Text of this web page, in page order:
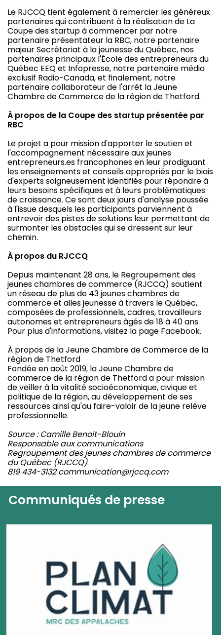
Le RJCCQ tient également à remercier les généreux
partenaires qui contribuent à la réalisation de La
Coupe des startup à commencer par notre
partenaire présentateur la RBC, notre partenaire
majeur Secrétariat à la jeunesse du Québec, nos
partenaires principaux l'École des entrepreneurs du
Québec EEQ et Infopresse, notre partenaire média
exclusif Radio-Canada, et finalement, notre
partenaire collaborateur de l'arrêt la Jeune
Chambre de Commerce de la région de Thetford.
À propos de la Coupe des startup présentée par
RBC
Le projet a pour mission d'apporter le soutien et
l'accompagnement nécessaire aux jeunes
entrepreneurs.es francophones en leur prodiguant
les enseignements et conseils appropriés par le biais
d'experts soigneusement identifiés pour répondre à
leurs besoins spécifiques et à leurs problématiques
de croissance. Ce sont deux jours d'analyse poussée
à l'issue desquels les participants parviennent à
entrevoir des pistes de solutions leur permettant de
surmonter les obstacles qui se dressent sur leur
chemin.
À propos du RJCCQ
Depuis maintenant 28 ans, le Regroupement des
jeunes chambres de commerce (RJCCQ) soutient
un réseau de plus de 43 jeunes chambres de
commerce et ailes jeunesse à travers le Québec,
composées de professionnels, cadres, travailleurs
autonomes et entrepreneurs âgés de 18 à 40 ans.
Pour plus d'informations, visitez la page Facebook.
À propos de la Jeune Chambre de Commerce de la
région de Thetford
Fondée en août 2019, la Jeune Chambre de
commerce de la région de Thetford a pour mission
de veiller à la vitalité socioéconomique, civique et
politique de la région, au développement de ses
ressources ainsi qu'au faire-valoir de la jeune relève
professionnelle.
Source : Camille Benoit-Blouin
Responsable aux communications
Regroupement des jeunes chambres de commerce
du Québec (RJCCQ)
819 434-3132 communication@rjccq.com
Communiqués de presse